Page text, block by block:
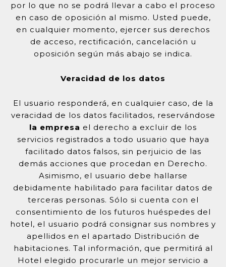
por lo que no se podrá llevar a cabo el proceso
en caso de oposición al mismo. Usted puede,
en cualquier momento, ejercer sus derechos
de acceso, rectificación, cancelación u
oposición según más abajo se indica.
Veracidad de los datos
El usuario responderá, en cualquier caso, de la
veracidad de los datos facilitados, reservándose
la empresa el derecho a excluir de los
servicios registrados a todo usuario que haya
facilitado datos falsos, sin perjuicio de las
demás acciones que procedan en Derecho.
Asimismo, el usuario debe hallarse
debidamente habilitado para facilitar datos de
terceras personas. Sólo si cuenta con el
consentimiento de los futuros huéspedes del
hotel, el usuario podrá consignar sus nombres y
apellidos en el apartado Distribución de
habitaciones. Tal información, que permitirá al
Hotel elegido procurarle un mejor servicio a